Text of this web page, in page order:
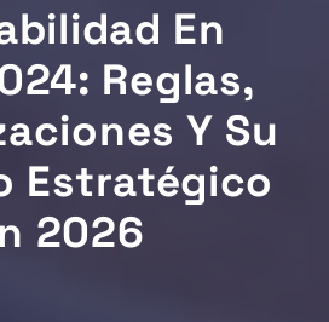
En
Reglas,
Y Su
Estratégico
2026